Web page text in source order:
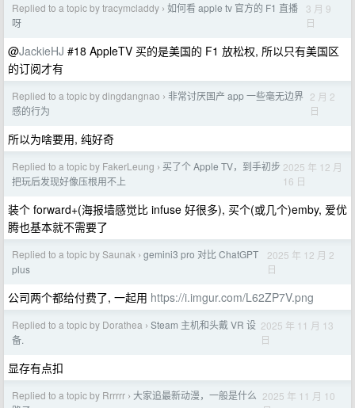
Replied to a topic by tracymcladdy › 如何看 apple tv 官方的 F1 直播
呀
3 月 9
日
@JackieHJ #18 AppleTV 买的是美国的 F1 放松权, 所以只有美国区
的订阅才有
Replied to a topic by dingdangnao › 非常讨厌国产 app 一些毫无边界
感的行为
2 月 2
日
所以为啥要用, 纯好奇
Replied to a topic by FakerLeung › 买了个 Apple TV，到手初步
把玩后发现好像压根用不上
2025 年 12 月
16 日
装个 forward+(海报墙感觉比 infuse 好很多), 买个(或几个)emby, 爱优
腾也基本就不需要了
Replied to a topic by Saunak › gemini3 pro 对比 ChatGPT
plus
2025 年 12 月 2
日
公司两个都给付费了, 一起用 https://i.imgur.com/L62ZP7V.png
Replied to a topic by Dorathea › Steam 主机和头戴 VR 设
备.
2025 年 11 月 13
日
显存有点扣
Replied to a topic by Rrrrrr › 大家追最新动漫，一般是什么 2025 年 11 月 10